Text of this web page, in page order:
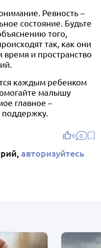
Ревность –
состояние. Будьте
того,
так, как они
время и пространство
каждым ребенком
малышу
главное –
0 0
авторизуйтесь